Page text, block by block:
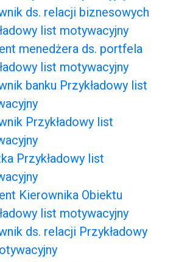
ds. relacji biznesowych
list motywacyjny
menedżera ds. portfela
list motywacyjny
banku Przykładowy list
Przykładowy list
Przykładowy list
Kierownika Obiektu
list motywacyjny
ds. relacji Przykładowy